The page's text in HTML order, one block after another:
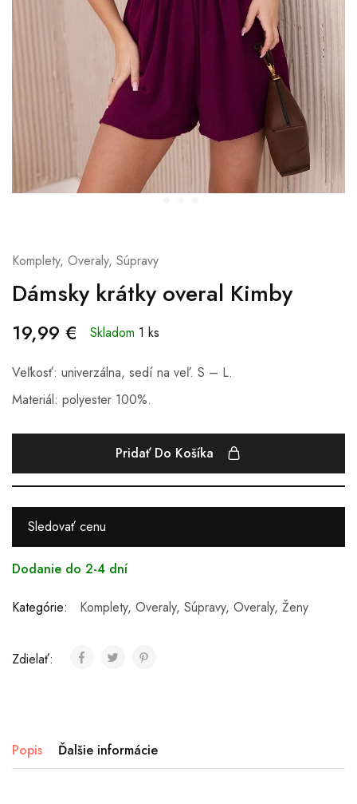
Komplety, Overaly, Súpravy
Dámsky krátky overal Kimby
19,99 € Skladom 1 ks
Veľkosť: univerzálna, sedí na veľ. S – L.
Materiál: polyester 100%.
Pridať Do Košíka
Sledovať cenu
Dodanie do 2-4 dní
Kategórie: Komplety, Overaly, Súpravy, Overaly, Ženy
Zdielať:
Popis Ďalšie informácie